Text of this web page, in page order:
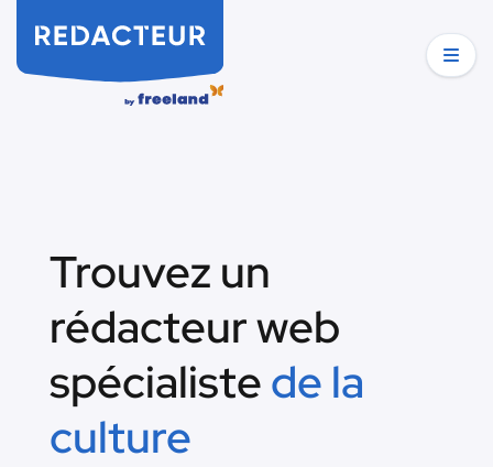
Trouvez un
rédacteur web
spécialistede la
culture